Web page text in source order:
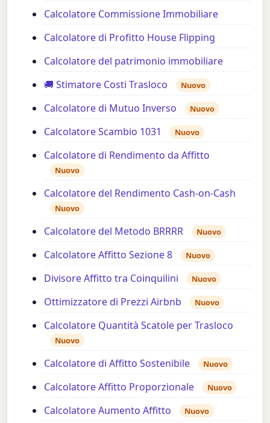
Calcolatore Commissione Immobiliare
Calcolatore di Profitto House Flipping
Calcolatore del patrimonio immobiliare
🚚 Stimatore Costi Trasloco
Nuovo
Calcolatore di Mutuo Inverso Nuovo
Calcolatore Scambio 1031 Nuovo
Calcolatore di Rendimento da Affitto
Nuovo
Calcolatore del Rendimento Cash-on-Cash
Nuovo
Calcolatore del Metodo BRRRR Nuovo
Calcolatore Affitto Sezione 8 Nuovo
Divisore Affitto tra Coinquilini Nuovo
Ottimizzatore di Prezzi Airbnb Nuovo
Calcolatore Quantità Scatole per Trasloco
Nuovo
Calcolatore di Affitto Sostenibile Nuovo
Calcolatore Affitto Proporzionale Nuovo
Calcolatore Aumento Affitto Nuovo